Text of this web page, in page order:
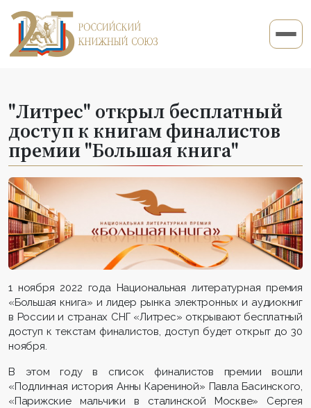
"Литрес" открыл бесплатный
доступ к книгам финалистов
премии "Большая книга"
1 ноября 2022 года Национальная литературная премия
«Большая книга» и лидер рынка электронных и аудиокниг
в России и странах СНГ «Литрес» открывают бесплатный
доступ к текстам финалистов, доступ будет открыт до 30
ноября.
В этом году в список финалистов премии вошли
«Подлинная история Анны Карениной» Павла Басинского,
«Парижские мальчики в сталинской Москве» Сергея